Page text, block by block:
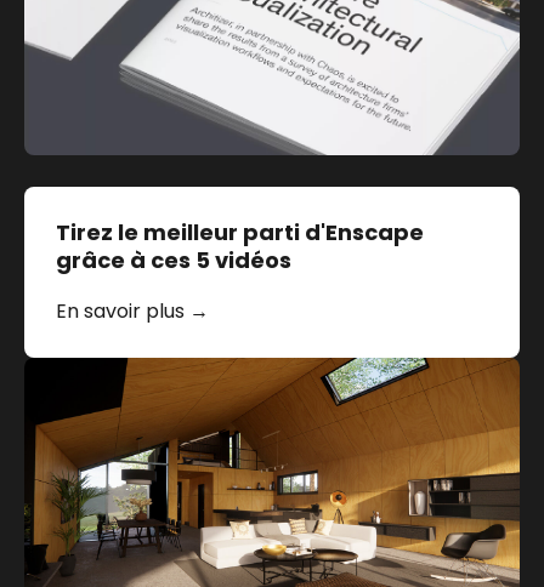
Tirez le meilleur parti d'Enscape
grâce à ces 5 vidéos
En savoir plus →